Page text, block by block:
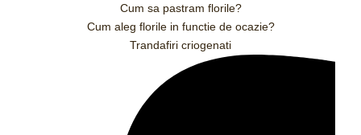
Cum sa pastram florile?
Cum aleg florile in functie de ocazie?
Trandafiri criogenati